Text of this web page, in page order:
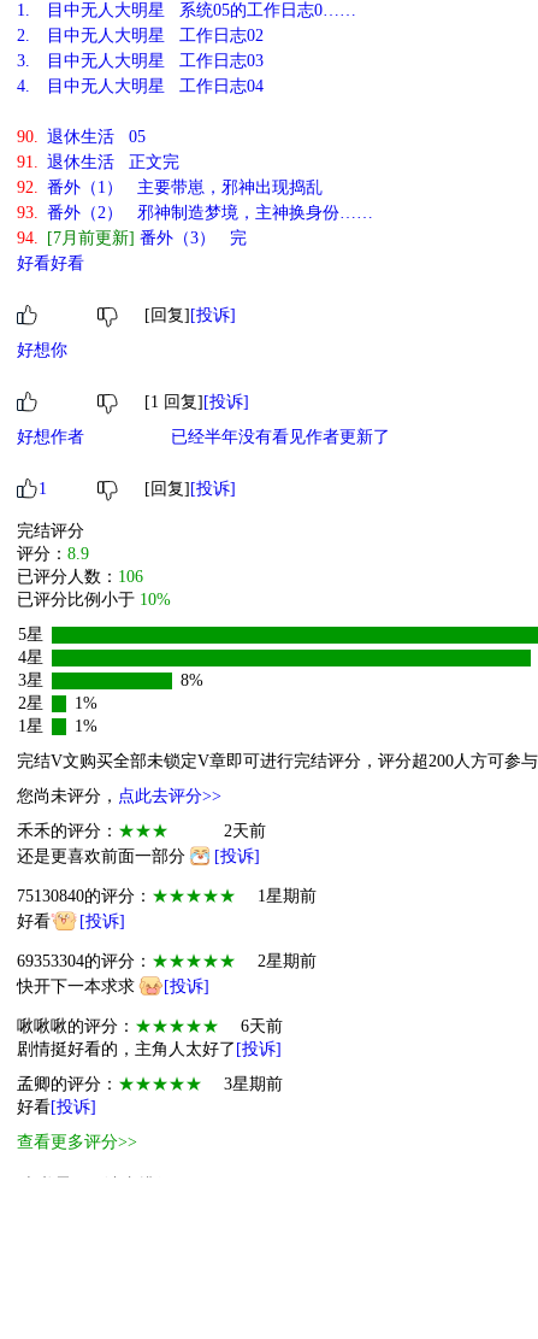
1.
目中无人大明星 系统05的工作日志0……
2.
目中无人大明星 工作日志02
3.
目中无人大明星 工作日志03
4.
目中无人大明星 工作日志04
90. 退休生活 05
91. 退休生活 正文完
92. 番外（1） 主要带崽，邪神出现捣乱
93. 番外（2） 邪神制造梦境，主神换身份……
94.
[7月前更新] 番外（3） 完
好看好看
[回复] [投诉]
好想你
[1 回复] [投诉]
好想作者
已经半年没有看见作者更新了
1 [回复] [投诉]
完结评分
评分： 8.9
已评分人数： 106
已评分比例小于 10%
5星
4星
3星
8%
2星
1%
1星
1%
完结V文购买全部未锁定V章即可进行完结评分，评分超200人方可参与
您尚未评分， 点此去评分>>
禾禾的评分： ★★★
2天前
还是更喜欢前面一部分
[投诉]
75130840的评分： ★★★★★
1星期前
好看
[投诉]
69353304的评分： ★★★★★
2星期前
快开下一本求求
[投诉]
啾啾啾的评分： ★★★★★
6天前
剧情挺好看的，主角人太好了 [投诉]
孟卿的评分： ★★★★★
3星期前
好看[投诉]
查看更多评分>>